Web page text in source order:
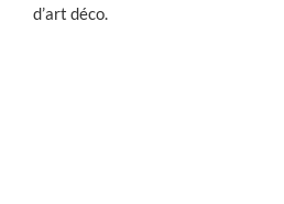
d’art déco.